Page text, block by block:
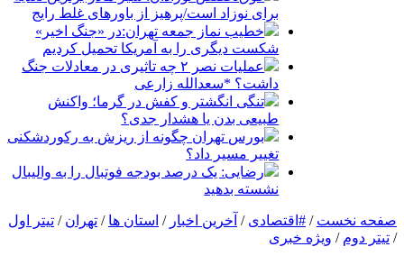
برای نوزاد است/پرهیز از باورهای غلط رایج
خطیب نماز جمعه تهران:در «جنگ اخیر»
شکست دیگری را به آمریکا تحمیل کردیم
عملیات نصر ۲ چه تاثیری در معادلات جنگ
داشت؟ *سعدالله زارعی
تنگی انگشتر و کفش در گرما؛ واکنش
طبیعی بدن یا هشدار جدی؟
بورس تهران چگونه از ریزش به رکوردشکنی
تغییر مسیر داد؟
رضایی: یک درصد بودجه فوتبال را به والیبال
نشسته بدهید
صفحه نخست / #اقتصادی / آخرین اخبار / استان ها / تهران / تیتر اول
/ تیتر دوم / ویژه خبری